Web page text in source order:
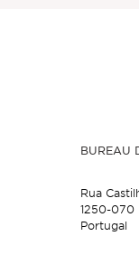
BUREAU
Rua
1250-070
Portugal